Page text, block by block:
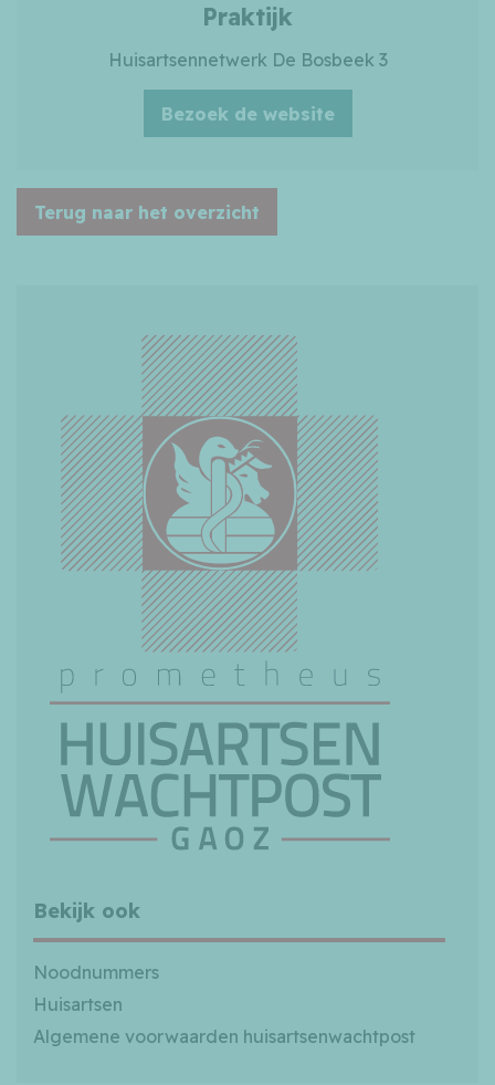
Praktijk
Huisartsennetwerk De Bosbeek 3
Bezoek de website
Terug naar het overzicht
Bekijk ook
Noodnummers
Huisartsen
Algemene voorwaarden huisartsenwachtpost